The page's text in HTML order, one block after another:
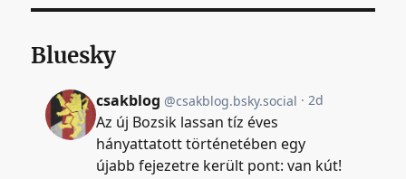
Bluesky